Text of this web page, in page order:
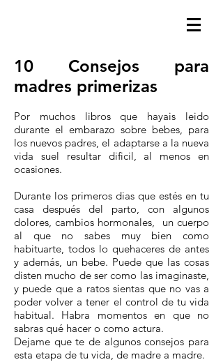
10 Consejos para
madres primerizas
Por muchos libros que hayais leido
durante el embarazo sobre bebes, para
los nuevos padres, el adaptarse a la nueva
vida suel resultar dificil, al menos en
ocasiones.
Durante los primeros dias que estés en tu
casa después del parto, con algunos
dolores, cambios hormonales, un cuerpo
al que no sabes muy bien como
habituarte, todos lo quehaceres de antes
y además, un bebe. Puede que las cosas
disten mucho de ser como las imaginaste,
y puede que a ratos sientas que no vas a
poder volver a tener el control de tu vida
habitual. Habra momentos en que no
sabras qué hacer o como actura.
Dejame que te de algunos consejos para
esta etapa de tu vida, de madre a madre.